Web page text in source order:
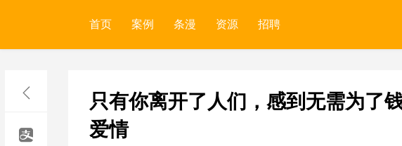
首页 案例 条漫 资源 招聘
只有你离开了人们，感到无需为了
爱情